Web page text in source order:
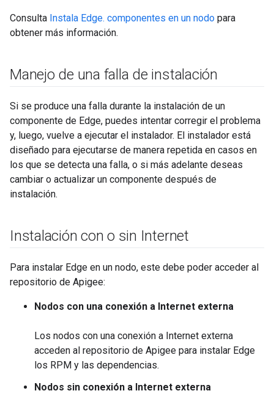
Consulta Instala Edge. componentes en un nodo para
obtener más información.
Manejo de una falla de instalación
Si se produce una falla durante la instalación de un
componente de Edge, puedes intentar corregir el problema
y, luego, vuelve a ejecutar el instalador. El instalador está
diseñado para ejecutarse de manera repetida en casos en
los que se detecta una falla, o si más adelante deseas
cambiar o actualizar un componente después de
instalación.
Instalación con o sin Internet
Para instalar Edge en un nodo, este debe poder acceder al
repositorio de Apigee:
Nodos con una conexión a Internet externa
Los nodos con una conexión a Internet externa
acceden al repositorio de Apigee para instalar Edge
los RPM y las dependencias.
Nodos sin conexión a Internet externa